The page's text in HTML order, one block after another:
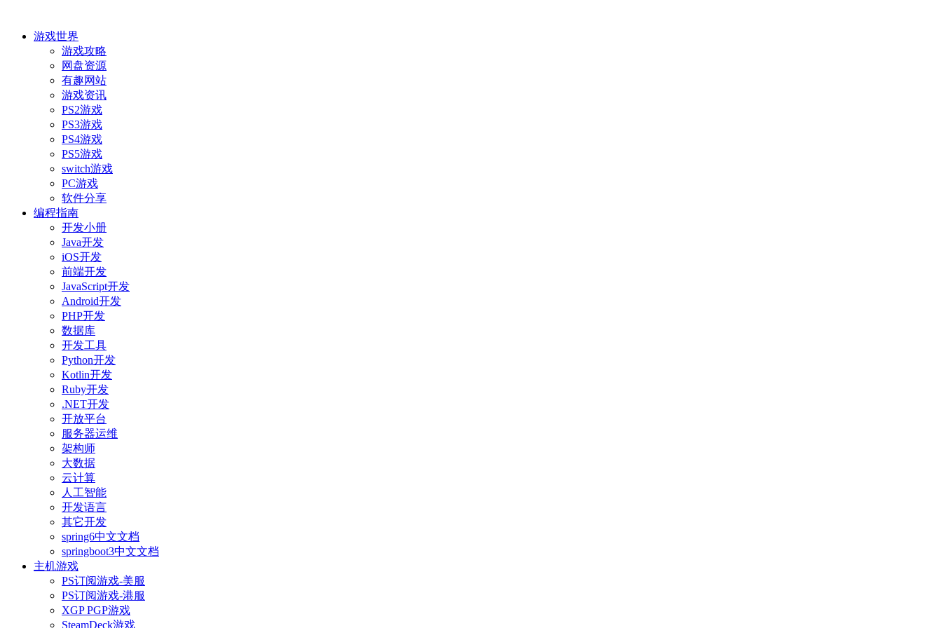
游戏世界
游戏攻略
网盘资源
有趣网站
游戏资讯
PS2游戏
PS3游戏
PS4游戏
PS5游戏
switch游戏
PC游戏
软件分享
编程指南
开发小册
Java开发
iOS开发
前端开发
JavaScript开发
Android开发
PHP开发
数据库
开发工具
Python开发
Kotlin开发
Ruby开发
.NET开发
开放平台
服务器运维
架构师
大数据
云计算
人工智能
开发语言
其它开发
spring6中文文档
springboot3中文文档
主机游戏
PS订阅游戏-美服
PS订阅游戏-港服
XGP PGP游戏
SteamDeck游戏